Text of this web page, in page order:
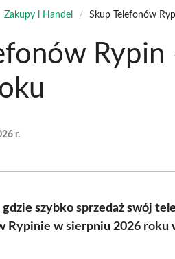
Zakupy i Handel / Skup Telefonów
r.
gdzie szybko sprzedaż swój
Rypinie w sierpniu 2026 roku